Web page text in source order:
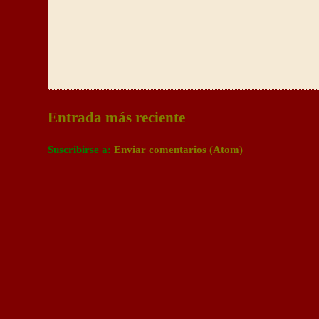
Entrada más reciente
Suscribirse a: Enviar comentarios (Atom)